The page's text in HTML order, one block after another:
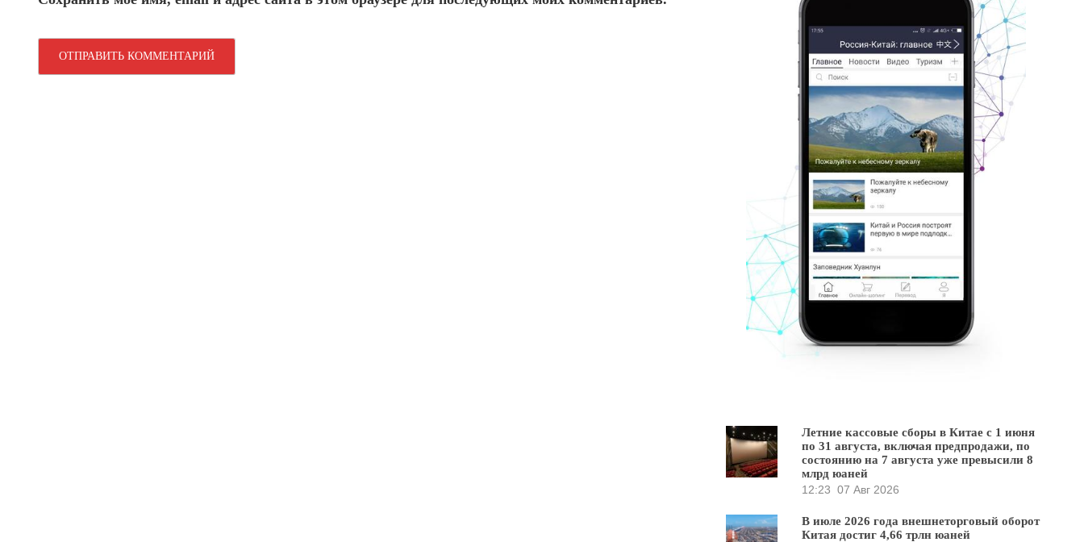
Летние кассовые сборы в Китае с 1 июня
по 31 августа, включая предпродажи, по
состоянию на 7 августа уже превысили 8
млрд юаней
12:23 07 Авг 2026
В июле 2026 года внешнеторговый оборот
Китая достиг 4,66 трлн юаней